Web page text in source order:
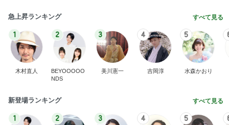
急上昇ランキング すべて見る
1
木村直人
2
BEYOOOOO
NDS
3
美川憲一
4
吉岡淳
5
水森かおり
新登場ランキング すべて見る
1 2 3 4 5